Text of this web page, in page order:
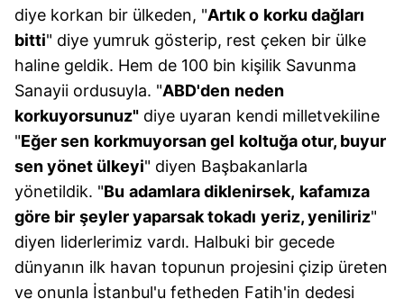
diye korkan bir ülkeden, "Artık o korku dağları
bitti" diye yumruk gösterip, rest çeken bir ülke
haline geldik. Hem de 100 bin kişilik Savunma
Sanayii ordusuyla. "ABD'den neden
korkuyorsunuz" diye uyaran kendi milletvekiline
"Eğer sen korkmuyorsan gel koltuğa otur, buyur
sen yönet ülkeyi" diyen Başbakanlarla
yönetildik. "Bu adamlara diklenirsek, kafamıza
göre bir şeyler yaparsak tokadı yeriz, yeniliriz"
diyen liderlerimiz vardı. Halbuki bir gecede
dünyanın ilk havan topunun projesini çizip üreten
ve onunla İstanbul'u fetheden Fatih'in dedesi